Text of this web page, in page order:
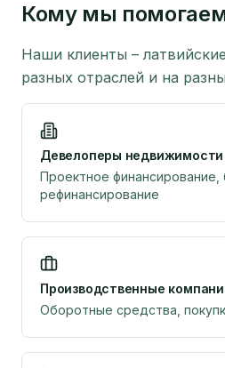
Кому мы
Наши клиенты –
разных отраслей и на
Девелоперы недвижимости
Проектное
рефинансирование
Производственные
Оборотные средства,